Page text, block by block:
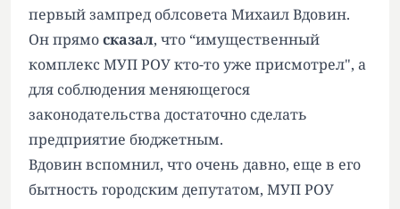
первый зампред облсовета Михаил Вдовин.
Он прямосказал, что “имущественный
комплекс МУП РОУ кто-то уже присмотрел", а
для соблюдения меняющегося
законодательства достаточно сделать
предприятие бюджетным.
Вдовин вспомнил, что очень давно, еще в его
бытность городским депутатом, МУП РОУ